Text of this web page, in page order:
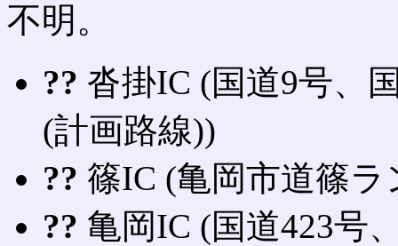
不明。
?? 沓掛IC (国道9号、
(計画路線))
?? 篠IC (亀岡市道篠
?? 亀岡IC (国道423号